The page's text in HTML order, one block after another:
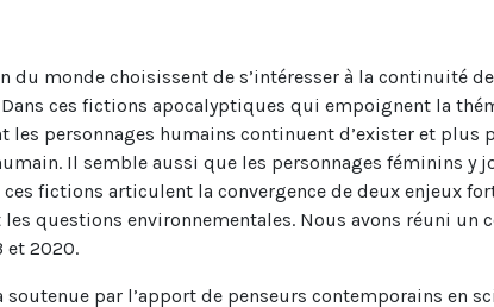
du monde choisissent de s’intéresser à la continuité
ces fictions apocalyptiques qui empoignent la
les personnages humains continuent d’exister et plus
Il semble aussi que les personnages féminins y
fictions articulent la convergence de deux enjeux
questions environnementales. Nous avons réuni un
et 2020.
soutenue par l’apport de penseurs contemporains en